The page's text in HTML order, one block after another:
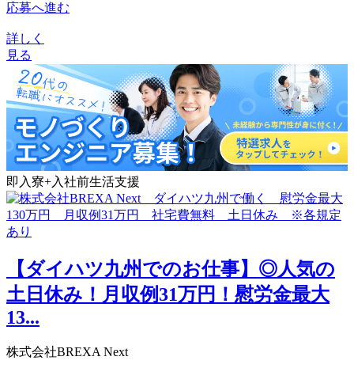
応募へ進む
詳しく
見る
即入寮+入社前生活支援
【ダイハツ九州でのお仕事】◎人気の
土日休み！月収例31万円！慰労金最大
13...
株式会社BREXA Next